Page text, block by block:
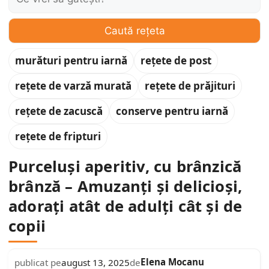
Caută rețeta
murături pentru iarnă
rețete de post
rețete de varză murată
rețete de prăjituri
rețete de zacuscă
conserve pentru iarnă
rețete de fripturi
Purceluși aperitiv, cu brânzică
brânză – Amuzanți și delicioși,
adorați atât de adulți cât și de
copii
publicat peaugust 13, 2025deElena Mocanu